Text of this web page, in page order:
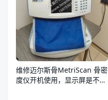
维修迈尔斯骨MetriScan 骨密
度仪开机使用，显示屏是不